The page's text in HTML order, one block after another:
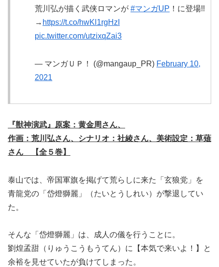
荒川弘が描く武侠ロマンが #マンガUP ！に登場!!
→ https://t.co/hwKl1rgHzI
pic.twitter.com/utzixqZai3
— マンガＵＰ！ (@mangaup_PR) February 10,
2021
『獣神演武』原案：黄金周さん、
作画：荒川弘さん、シナリオ：社綾さん、美術設定：草薙
さん 【全５巻】
泰山では、帝国軍旗を掲げて荒らしに来た「玄狼党」を
青龍党の「岱燈獅麗」（たいとうしれい）が撃退してい
た。
そんな「岱燈獅麗」は、成人の儀を行うことに。
劉煌孟甜（りゅうこうもうてん）に【本気で来いよ！】と
余裕を見せていたが負けてしまった。